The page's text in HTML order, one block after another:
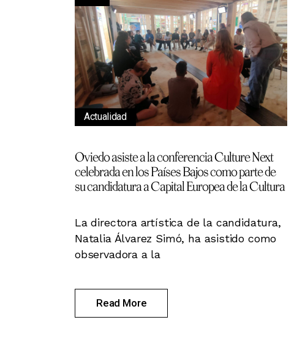
Actualidad
Oviedo asiste a la conferencia Culture Next
celebrada en los Países Bajos como parte de
su candidatura a Capital Europea de la Cultura
La directora artística de la candidatura,
Natalia Álvarez Simó, ha asistido como
observadora a la
Read More